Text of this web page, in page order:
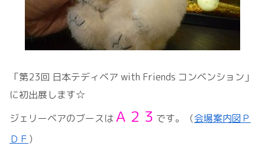
「第23回 日本テディベア with Friends コンベンション」
に初出展します☆
ジェリーベアのブースは Ａ２３ です。（会場案内図Ｐ
ＤＦ ）